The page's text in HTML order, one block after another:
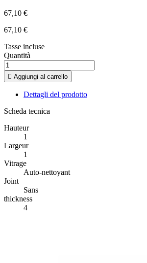
67,10 €
67,10 €
Tasse incluse
Quantità
 Aggiungi al carrello
Dettagli del prodotto
Scheda tecnica
Hauteur
1
Largeur
1
Vitrage
Auto-nettoyant
Joint
Sans
thickness
4